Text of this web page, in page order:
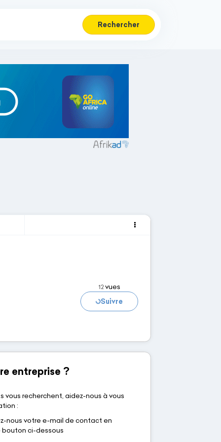
Rechercher
12vues
Chargement...Suivre
entreprise ?
vous recherchent, aidez-nous à vous
:
nous votre e-mail de contact en
bouton ci-dessous